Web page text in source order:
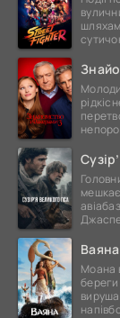
Ваяна
Моана